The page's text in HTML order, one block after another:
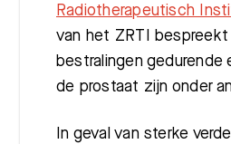
Radiotherapeutisch
van het ZRTI
bestralingen
de prostaat zijn onder
In geval van sterke